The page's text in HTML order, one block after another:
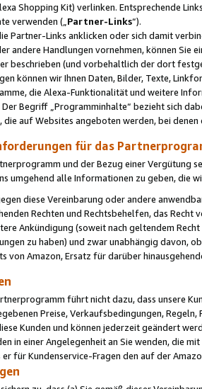
Shopping Kit) verlinken. Entsprechende
verwenden („ Partner-Links“).
Partner-Links anklicken oder sich damit
andere Handlungen vornehmen, können Sie
beschrieben (und vorbehaltlich der dort
können wir Ihnen Daten, Bilder, Texte,
die Alexa-Funktionalität und weitere
Begriff „Programminhalte“ bezieht sich
auf Websites angeboten werden, bei
für das
und der Bezug einer Vergütung
umgehend alle Informationen zu geben, die
diese Vereinbarung oder andere
Rechten und Rechtsbehelfen, das
Ankündigung (soweit nach geltendem
zu haben) und zwar unabhängig davon,
von Amazon, Ersatz für darüber
führt nicht dazu, dass unsere
Preise, Verkaufsbedingungen,
Kunden und können jederzeit geändert
in einer Angelegenheit an Sie wenden, die
er für Kundenservice-Fragen den auf der